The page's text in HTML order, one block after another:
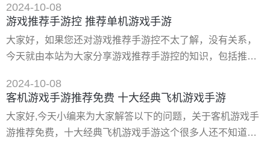
下载 下载地址： 类型：安卓游戏-益智休闲 版本：疯狂火山
人游戏v1 大小：54.52m 语言：中文 平台：安卓apk 推荐星
级（评分）：★★★★★ 游戏标签:跑酷手游疯狂火山人疯狂
火山人游戏中拥有非常丰富的关卡等你来进行挑战
2024-10-08
游戏推荐手游控 推荐单机游戏手游
大家好，如果您还对游戏推荐手游控不太了解，没有关系，
今天就由本站为大家分享游戏推荐手游控的知识，包括推荐
的问题，下面我们就开始吧！ 一、可以c女*角色的游戏手游
推荐 当然可以，以下是我为您推荐的几款可以操控女*角色的
手游： 《原神》 《原神》是一款开放世界的角色扮演游戏，
玩家可以在游戏中扮演不同的角色，其中也包括不少女*角
2024-10-08
客机游戏手游推荐免费 十大经典飞机游戏手游
大家好,今天小编来为大家解答以下的问题，关于客机游戏手
游推荐免费，十大经典飞机游戏手游这个很多人还不知道，